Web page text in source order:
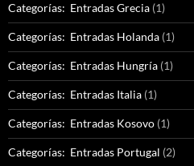
Categorías: Entradas Grecia (1)
Categorías: Entradas Holanda (1)
Categorías: Entradas Hungría (1)
Categorías: Entradas Italia (1)
Categorías: Entradas Kosovo (1)
Categorías: Entradas Portugal (2)